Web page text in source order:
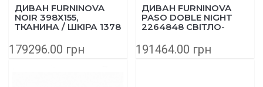
ДИВАН FURNINOVA
NOIR 398Х155,
ТКАНИНА / ШКІРА 1378
179296.00 грн
ДИВАН FURNINOVA
PASO DOBLE NIGHT
2264848 СВІТЛО-
191464.00 грн